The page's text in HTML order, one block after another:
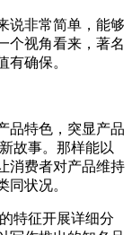
说非常简单，能够
个视角看来，著名
有确保。
品特色，突显产品
故事。那样能以
消费者对产品维持
同状况。
特征开展详细分